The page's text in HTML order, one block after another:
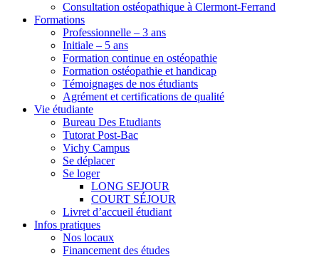
Consultation ostéopathique à Clermont-Ferrand
Formations
Professionnelle – 3 ans
Initiale – 5 ans
Formation continue en ostéopathie
Formation ostéopathie et handicap
Témoignages de nos étudiants
Agrément et certifications de qualité
Vie étudiante
Bureau Des Etudiants
Tutorat Post-Bac
Vichy Campus
Se déplacer
Se loger
LONG SEJOUR
COURT SÉJOUR
Livret d’accueil étudiant
Infos pratiques
Nos locaux
Financement des études